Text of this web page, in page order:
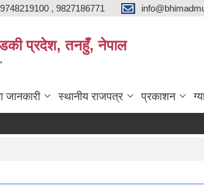
, 9827186771
प्रदेश, तनहुँ, नेपाल
जानकारी स्थानीय राजपत्र प्रकाशन